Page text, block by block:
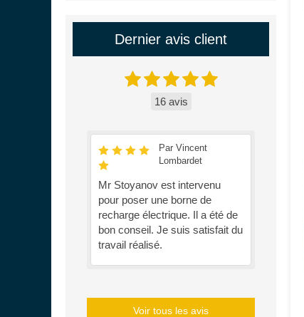
Dernier avis client
16 avis
Par Vincent
Lombardet
Mr Stoyanov est intervenu
pour poser une borne de
recharge électrique. Il a été de
bon conseil. Je suis satisfait du
travail réalisé.
Voir tous les avis